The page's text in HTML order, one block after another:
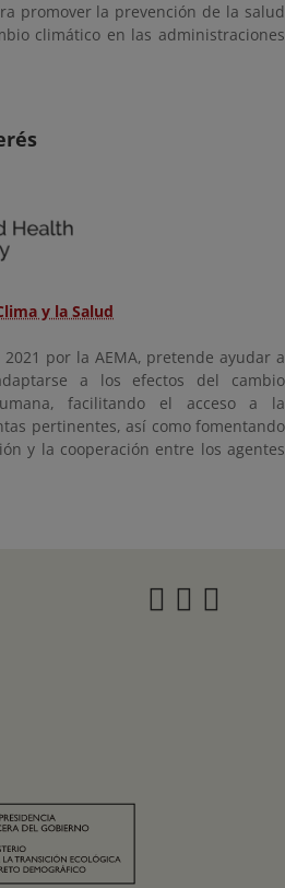
promover la prevención de la salud
climático en las administraciones
y la Salud
por la AEMA, pretende ayudar a
a los efectos del cambio
facilitando el acceso a la
pertinentes, así como fomentando
y la cooperación entre los agentes